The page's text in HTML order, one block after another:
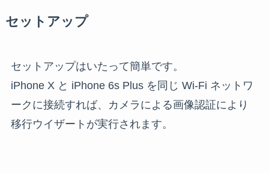
セットアップ
セットアップはいたって簡単です。
iPhone X と iPhone 6s Plus を同じ Wi-Fi ネットワ
ークに接続すれば、カメラによる画像認証により
移行ウイザートが実行されます。